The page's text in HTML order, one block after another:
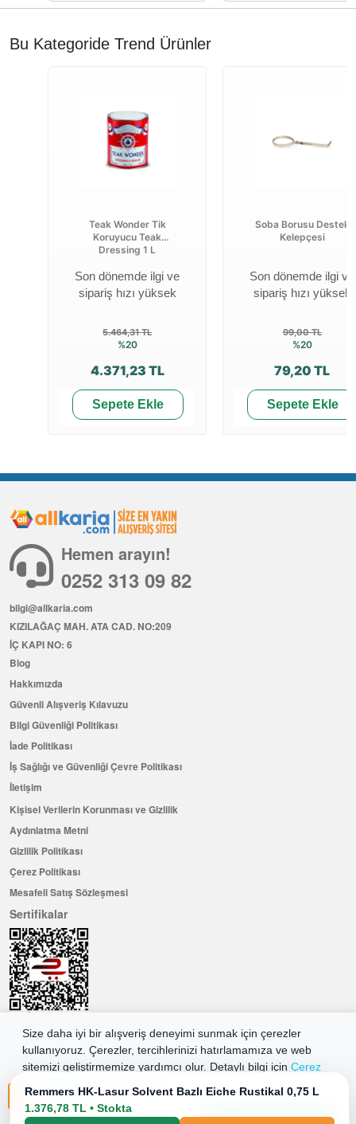
Bu Kategoride Trend Ürünler
Teak Wonder Tik
Koruyucu Teak
Dressing 1 L
Son dönemde ilgi ve
sipariş hızı yüksek
5.464,31 TL
%20
4.371,23 TL
Sepete Ekle
Soba Borusu Destek
Kelepçesi
Son dönemde ilgi ve
sipariş hızı yüksek
99,00 TL
%20
79,20 TL
Sepete Ekle
Remmers HK-Lasur Solvent Bazlı Eiche Rustikal 0,75 L
1.376,78 TL • Stokta
Size daha iyi bir alışveriş deneyimi sunmak için çerezler
kullanıyoruz. Çerezler, tercihlerinizi hatırlamamıza ve web
sitemizi geliştirmemize yardımcı olur. Detaylı bilgi için Çerez
Tüm Çerezleri Kabul Et
Hemen arayın!
0252 313 09 82
bilgi@allkaria.com
KIZILAĞAÇ MAH. ATA CAD. NO:209
İÇ KAPI NO: 6
Blog
Hakkımızda
Güvenli Alışveriş Kılavuzu
Bilgi Güvenliği Politikası
İade Politikası
İş Sağlığı ve Güvenliği Çevre Politikası
İletişim
Kişisel Verilerin Korunması ve Gizlilik
Aydınlatma Metni
Gizlilik Politikası
Çerez Politikası
Mesafeli Satış Sözleşmesi
Sertifikalar
Hemen Üye Olun ...ve 100 ₺ değerinde indirim kuponu kazanın
Üye Ol